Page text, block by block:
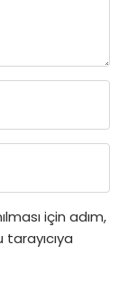
için adım,